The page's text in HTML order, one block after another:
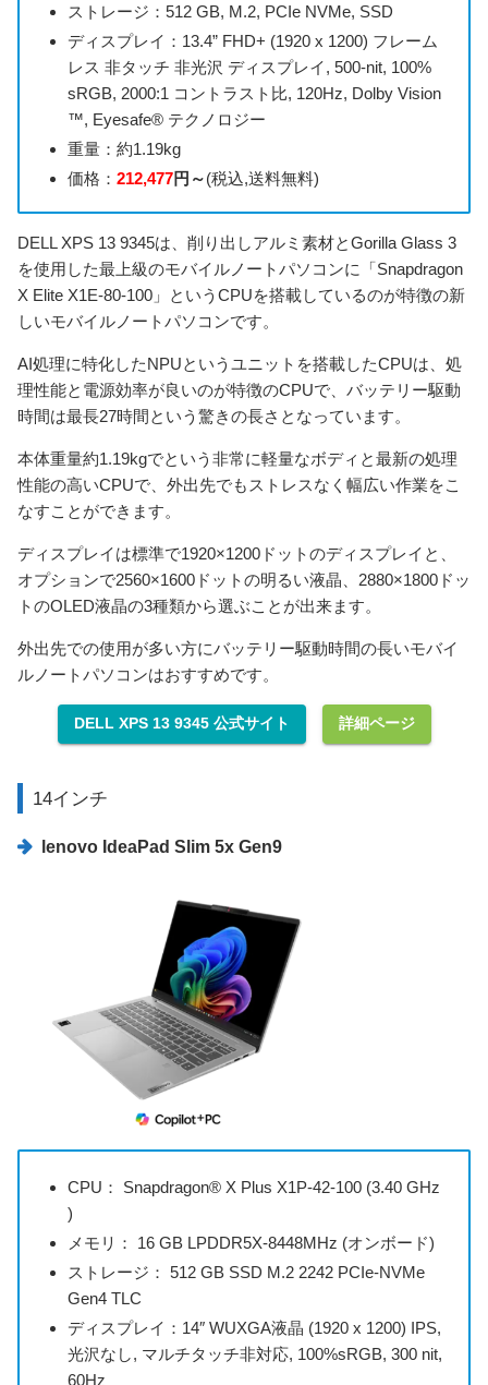
ストレージ：512 GB, M.2, PCIe NVMe, SSD
ディスプレイ：13.4” FHD+ (1920 x 1200) フレーム
レス 非タッチ 非光沢 ディスプレイ, 500-nit, 100%
sRGB, 2000:1 コントラスト比, 120Hz, Dolby Vision
™, Eyesafe® テクノロジー
重量：約1.19kg
価格： 212,477円～(税込,送料無料)
DELL XPS 13 9345は、削り出しアルミ素材とGorilla Glass 3
を使用した最上級のモバイルノートパソコンに「Snapdragon
X Elite X1E-80-100」というCPUを搭載しているのが特徴の新
しいモバイルノートパソコンです。
AI処理に特化したNPUというユニットを搭載したCPUは、処
理性能と電源効率が良いのが特徴のCPUで、バッテリー駆動
時間は最長27時間という驚きの長さとなっています。
本体重量約1.19kgでという非常に軽量なボディと最新の処理
性能の高いCPUで、外出先でもストレスなく幅広い作業をこ
なすことができます。
ディスプレイは標準で1920×1200ドットのディスプレイと、
オプションで2560×1600ドットの明るい液晶、2880×1800ドッ
トのOLED液晶の3種類から選ぶことが出来ます。
外出先での使用が多い方にバッテリー駆動時間の長いモバイ
ルノートパソコンはおすすめです。
DELL XPS 13 9345 公式サイト 詳細ページ
14インチ
lenovo IdeaPad Slim 5x Gen9
CPU： Snapdragon® X Plus X1P-42-100 (3.40 GHz
)
メモリ： 16 GB LPDDR5X-8448MHz (オンボード)
ストレージ： 512 GB SSD M.2 2242 PCIe-NVMe
Gen4 TLC
ディスプレイ：14″ WUXGA液晶 (1920 x 1200) IPS,
光沢なし, マルチタッチ非対応, 100%sRGB, 300 nit,
60Hz